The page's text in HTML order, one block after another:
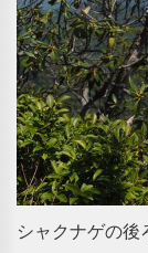
シャクナゲの後